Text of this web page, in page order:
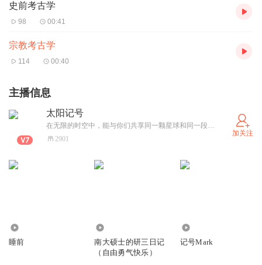
史前考古学
98 00:41
宗教考古学
114 00:40
主播信息
太阳记号
在无限的时空中，能与你们共享同一颗星球和同一段时光是我的荣幸。
2901
加关注
睡前
南大硕士的研三日记
（自由勇气快乐）
记号Mark